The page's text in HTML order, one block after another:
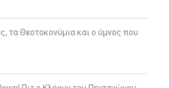
τα Θεοτοκονύμια και ο ύμνος που